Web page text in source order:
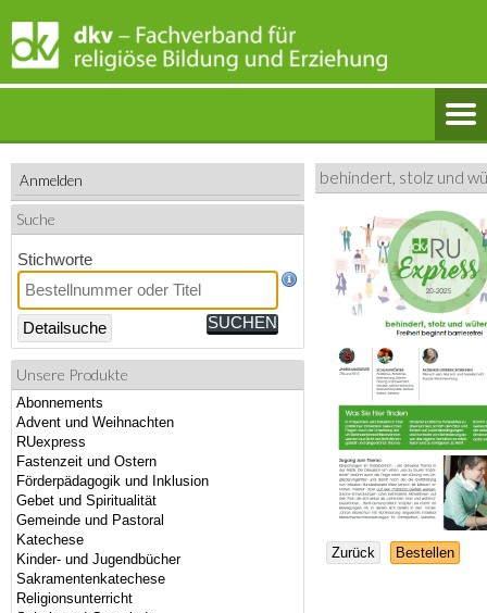
Anmelden
Suche
Stichworte
Detailsuche
Unsere Produkte
Abonnements
Advent und Weihnachten
RUexpress
Fastenzeit und Ostern
Förderpädagogik und Inklusion
Gebet und Spiritualität
Gemeinde und Pastoral
Katechese
Kinder- und Jugendbücher
Sakramentenkatechese
Religionsunterricht
behindert, stolz und
Zurück Bestellen